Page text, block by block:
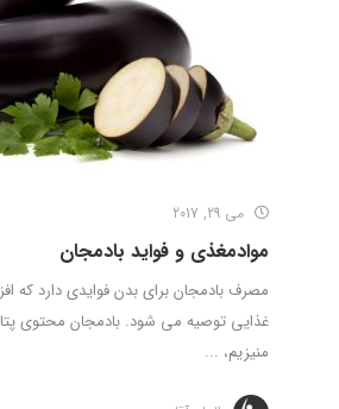
می 29, 2017
موادمغذی و فواید بادمجان
مصرف بادمجان برای بدن فوایدی دارد که
غذایی توصیه می شود. بادمجان محتوی
منیزیم، ...